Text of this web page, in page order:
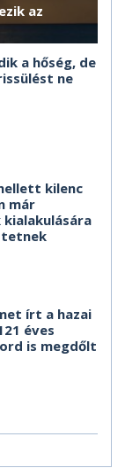
az
a hőség, de
ne
kilenc
már
írt a hazai
éves
is megdőlt